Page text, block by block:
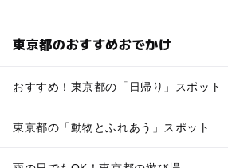
東京都のおすすめおでかけ
おすすめ！東京都の「日帰り」スポット
東京都の「動物とふれあう」スポット